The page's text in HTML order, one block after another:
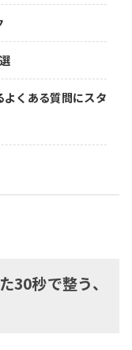
よくある質問にスタ
30秒で整う、